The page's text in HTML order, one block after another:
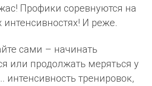
Профики соревнуются на
интенсивностях! И реже.
сами – начинать
или продолжать меряться у
интенсивность тренировок,